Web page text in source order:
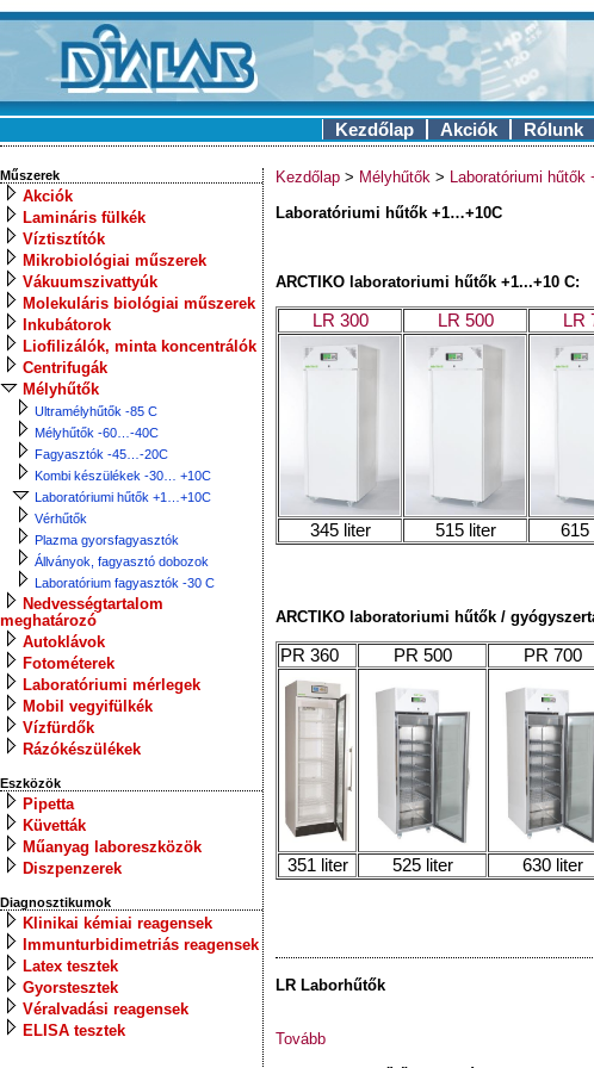
Kezdőlap Akciók Rólunk
Műszerek
Akciók
Lamináris fülkék
Víztisztítók
Mikrobiológiai műszerek
Vákuumszivattyúk
Molekuláris biológiai műszerek
Inkubátorok
Liofilizálók, minta koncentrálók
Centrifugák
Mélyhűtők
Ultramélyhűtők -85 C
Mélyhűtők -60…-40C
Fagyasztók -45…-20C
Kombi készülékek -30… +10C
Laboratóriumi hűtők +1…+10C
Vérhűtők
Plazma gyorsfagyasztók
Állványok, fagyasztó dobozok
Laboratórium fagyasztók -30 C
Nedvességtartalom
meghatározó
Autoklávok
Fotométerek
Laboratóriumi mérlegek
Mobil vegyifülkék
Vízfürdők
Rázókészülékek
Eszközök
Pipetta
Küvetták
Műanyag laboreszközök
Diszpenzerek
Diagnosztikumok
Klinikai kémiai reagensek
Immunturbidimetriás reagensek
Latex tesztek
Gyorstesztek
Véralvadási reagensek
ELISA tesztek
Kezdőlap > Mélyhűtők > Laboratóriumi
Laboratóriumi hűtők +1…+10C
ARCTIKO laboratoriumi hűtők +1...+10 C:
LR 300 LR 500 LR
345 liter 515 liter 615
ARCTIKO laboratoriumi hűtők /
PR 360 PR 500 PR 700
351 liter 525 liter 630 liter
LR Laborhűtők
Tovább